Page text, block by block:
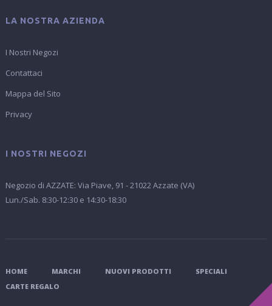
LA NOSTRA AZIENDA
I Nostri Negozi
Contattaci
Mappa del Sito
Privacy
I NOSTRI NEGOZI
Negozio di AZZATE: Via Piave, 91 - 21022 Azzate (VA)
Lun./Sab. 8:30-12:30 e 14:30-18:30
HOME MARCHI NUOVI PRODOTTI
SPECIALI
CARTE REGALO